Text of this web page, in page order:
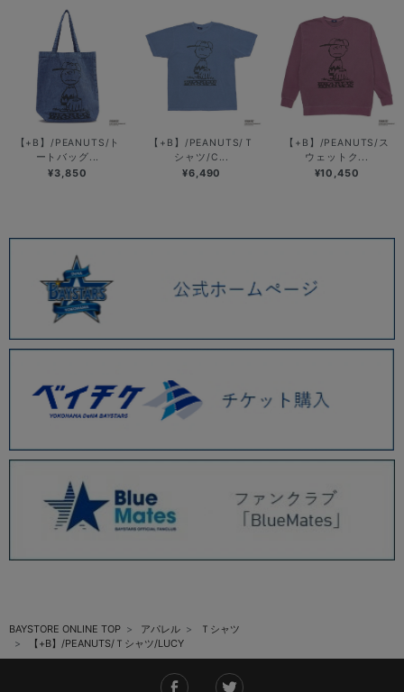
【+B】/PEANUTS/ト
ートバッグ...
¥3,850
【+B】/PEANUTS/Ｔ
シャツ/C...
¥6,490
【+B】/PEANUTS/ス
ウェットク...
¥10,450
BAYSTORE ONLINE TOP アパレル
Ｔシャツ
【+B】/PEANUTS/Ｔシャツ/LUCY